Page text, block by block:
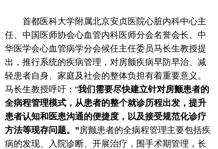
首都医科大学附属北京安贞医院心脏内科中心主
任、 中国 医师协会心血管内科医师分会名誉会长、中
华医学会心血管病学分会候任主任委员马长生教授提
出，推行系统的疾病管理，对房颤疾病早防早治、减
轻患者自身、家庭及社会的整体负担有着重要意义。
马长生教授呼吁：“我们需要尽快建立针对房颤患者的
全病程管理模式，从患者的整个就诊历程出发，提升
患者认知和医患沟通的便捷度，以及接受规范化诊疗
方法等现存问题。”房颤患者的全病程管理主要包括疾
病的发现、入院诊断、开展治疗，围手术期管理，长